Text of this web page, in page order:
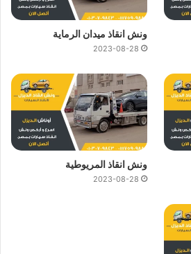
ونش انقاذ ميدان الرماية
2023-08-28
ونش انقاذ المريوطية
2023-08-28